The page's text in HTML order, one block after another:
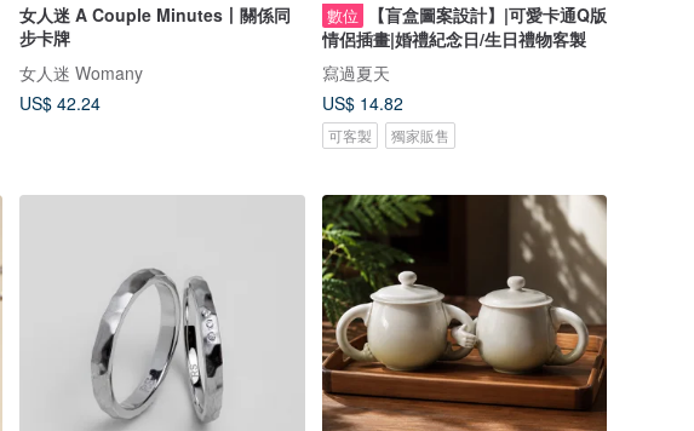
女人迷 A Couple Minutes丨關係同
步卡牌
女人迷 Womany
US$ 42.24
數位
【盲盒圖案設計】|可愛卡通Q版
情侶插畫|婚禮紀念日/生日禮物客製
寫過夏天
US$ 14.82
可客製 獨家販售